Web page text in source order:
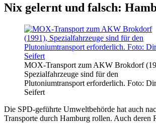
Nix gelernt und falsch:
MOX-Transport zum AKW Brokdorf
Spezialfahrzeuge sind für den
Plutoniumtransport erforderlich. Foto:
Seifert
Die SPD-geführte Umweltbehörde hat auch
Transporte durch Hamburg rollen. Auch deren